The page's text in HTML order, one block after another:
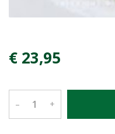
€ 23,95
– +